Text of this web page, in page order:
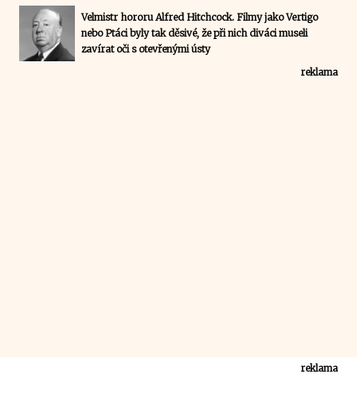
Velmistr hororu Alfred Hitchcock. Filmy jako Vertigo
nebo Ptáci byly tak děsivé, že při nich diváci museli
zavírat oči s otevřenými ústy
reklama
reklama